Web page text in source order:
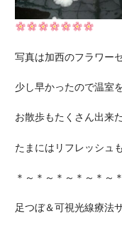
写真は加西のフラワー
少し早かったので温室
お散歩もたくさん出来
たまにはリフレッシュ
＊～＊～＊～＊～＊～
足つぼ＆可視光線療法